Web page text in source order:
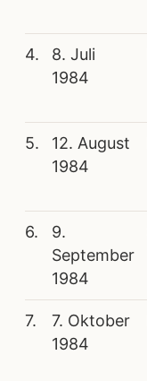
4.
8. Juli
1984
5.
12. August
1984
6.
9.
September
1984
7.
7. Oktober
1984